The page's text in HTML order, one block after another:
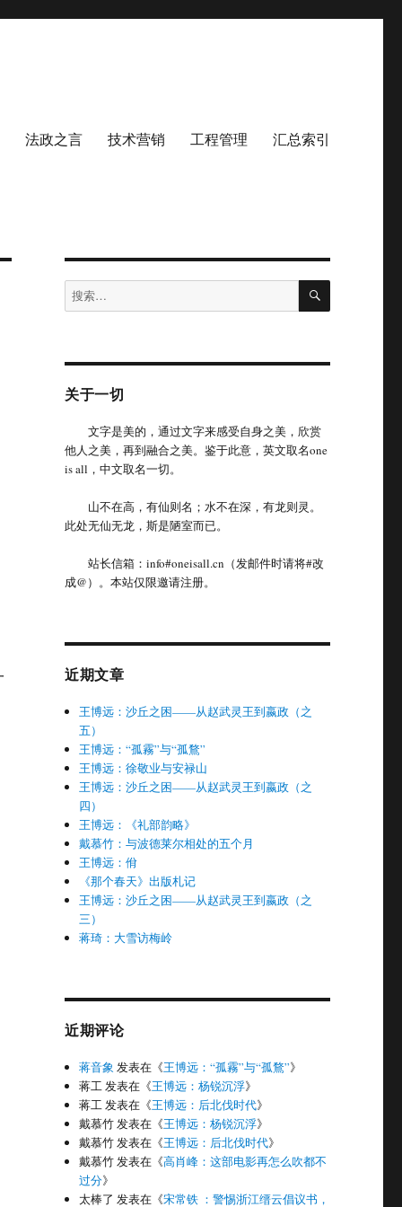
法政之言 技术营销 工程管理 汇总索引
搜
索：
搜
关于一切
文字是美的，通过文字来感受自身之美，欣赏
他人之美，再到融合之美。鉴于此意，英文取名one
is all，中文取名一切。
山不在高，有仙则名；水不在深，有龙则灵。
此处无仙无龙，斯是陋室而已。
站长信箱：info#oneisall.cn（发邮件时请将#改
成@）。本站仅限邀请注册。
近期文章
王博远：沙丘之困——从赵武灵王到嬴政（之
五）
王博远：“孤霧”与“孤鶩”
王博远：徐敬业与安禄山
王博远：沙丘之困——从赵武灵王到嬴政（之
四）
王博远：《礼部韵略》
戴慕竹：与波德莱尔相处的五个月
王博远：佾
《那个春天》出版札记
王博远：沙丘之困——从赵武灵王到嬴政（之
三）
蒋琦：大雪访梅岭
近期评论
蒋音象 发表在《王博远：“孤霧”与“孤鶩”》
蒋工发表在《王博远：杨锐沉浮》
蒋工发表在《王博远：后北伐时代》
戴慕竹发表在《王博远：杨锐沉浮》
戴慕竹发表在《王博远：后北伐时代》
戴慕竹发表在《高肖峰：这部电影再怎么吹都不
过分》
太棒了 发表在《宋常铁 ：警惕浙江缙云倡议书，